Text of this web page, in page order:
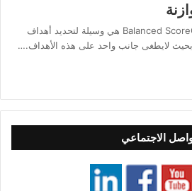
بطاقة الأهداف المتوازنة Balanced ScoreCard هي وسيلة لتحديد أهداف
لايطغى جانب واحد على هذه الأهداف.…
الاجتماعي